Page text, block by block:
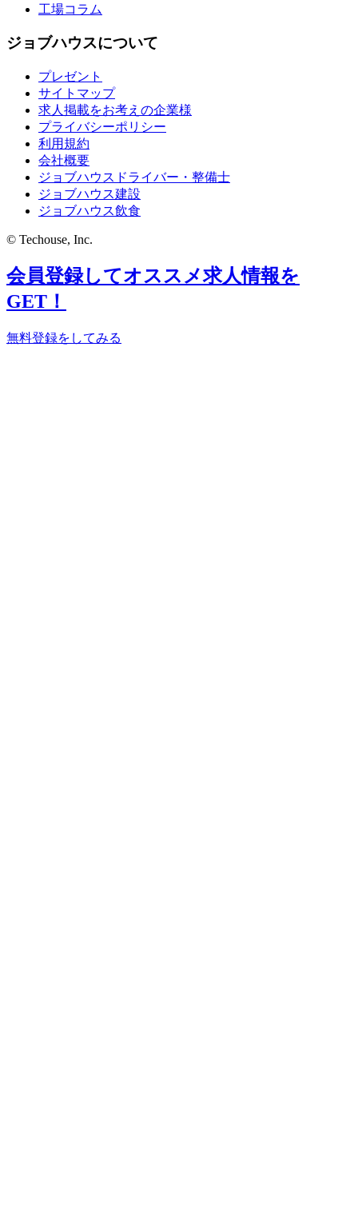
工場コラム
ジョブハウスについて
プレゼント
サイトマップ
求人掲載をお考えの企業様
プライバシーポリシー
利用規約
会社概要
ジョブハウスドライバー・整備士
ジョブハウス建設
ジョブハウス飲食
© Techouse, Inc.
会員登録してオススメ求人情報を
GET！
無料登録をしてみる